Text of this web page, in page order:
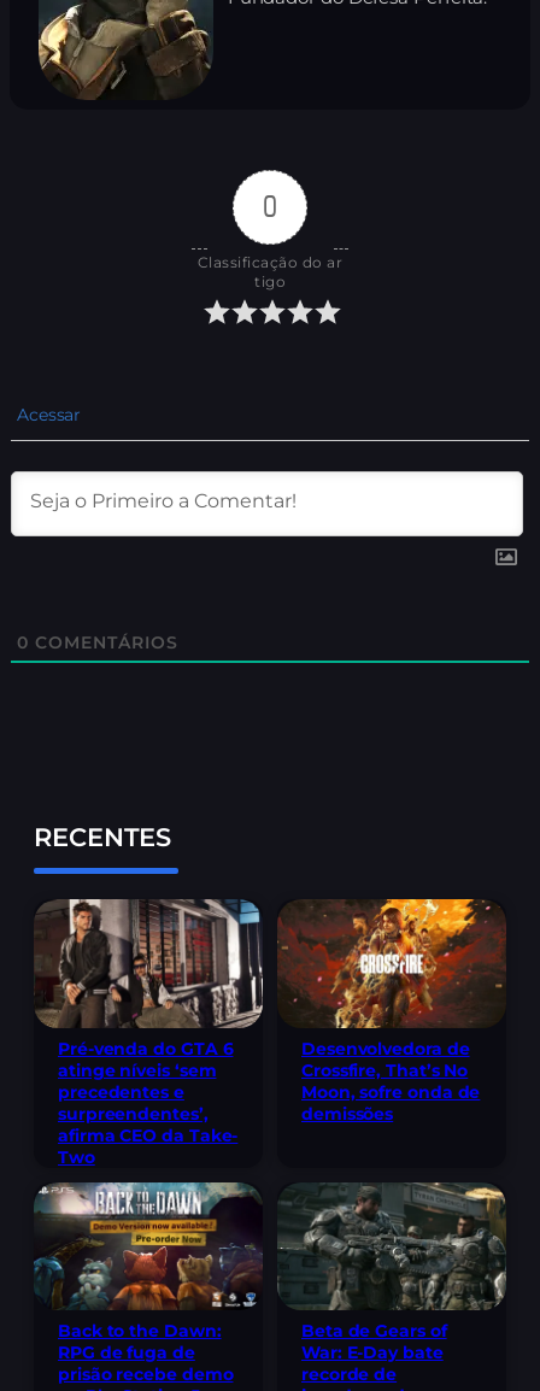
0
Classificação do ar
tigo
Acessar
0 COMENTÁRIOS
RECENTES
Pré-venda do GTA 6
atinge níveis ‘sem
precedentes e
surpreendentes’,
afirma CEO da Take-
Two
Desenvolvedora de
Crossfire, That’s No
Moon, sofre onda de
demissões
Back to the Dawn:
RPG de fuga de
prisão recebe demo
Beta de Gears of
War: E-Day bate
recorde de